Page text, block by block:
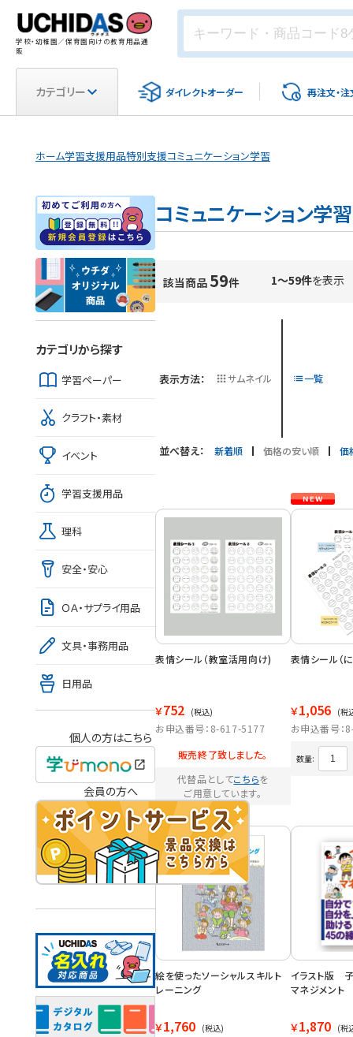
学校・幼稚園／保育園向けの教育用品通
販
カテゴリー ダイレクトオーダー 再注文・注
ホーム学習支援用品特別支援コミュニケーション学習
コミュニケーション学習
該当商品59件 1～59件を表示
表示方法： サムネイル 一覧
並べ替え： 新着順 価格の安い順 価
表情シール（教室活用向け)
￥752 (税込)
お申込番号：8-617-5177
販売終了致しました。
代替品としてこちらを
ご用意しています。
表情シール（に
￥1,056 (税
お申込番号
数量:
絵を使ったソーシャルスキルト
レーニング
￥1,760 (税込)
イラスト版
マネジメント
￥1,870 (税
カテゴリから探す
学習ペーパー
クラフト・素材
イベント
学習支援用品
理科
安全・安心
ＯＡ・サプライ用品
文具・事務用品
日用品
個人の方はこちら
会員の方へ